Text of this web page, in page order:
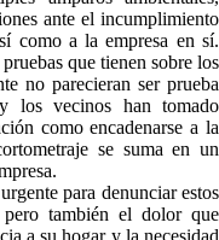
ante el incumplimiento
como a la empresa en sí.
que tienen sobre los
no parecieran ser prueba
los vecinos han tomado
como encadenarse a la
se suma en un
para denunciar estos
también el dolor que
a su hogar y la necesidad